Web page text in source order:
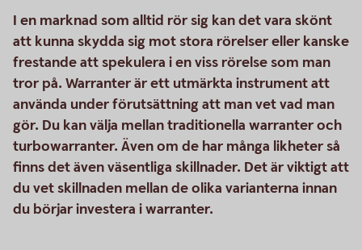
I en marknad som alltid rör sig kan det vara skönt
att kunna skydda sig mot stora rörelser eller kanske
frestande att spekulera i en viss rörelse som man
tror på. Warranter är ett utmärkta instrument att
använda under förutsättning att man vet vad man
gör. Du kan välja mellan traditionella warranter och
turbowarranter. Även om de har många likheter så
finns det även väsentliga skillnader. Det är viktigt att
du vet skillnaden mellan de olika varianterna innan
du börjar investera i warranter.